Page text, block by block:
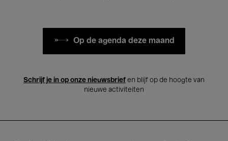
Op de agenda deze maand
Schrijf je in op onze nieuwsbrief en blijf op de hoogte van
nieuwe activiteiten